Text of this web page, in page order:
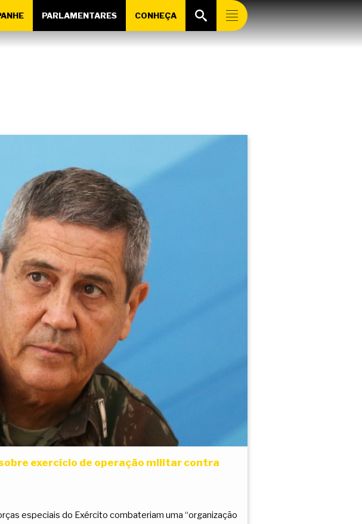
PARLAMENTARES CONHEÇA
exercício de operação militar contra
especiais do Exército combateriam uma “organização